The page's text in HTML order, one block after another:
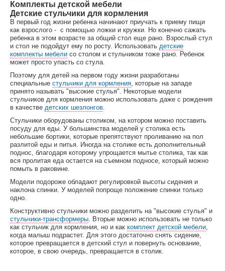
Комплекты детской мебели
Детские стульчики для кормления
В первый год жизни ребенка начинают приучать к приему пищи
как взрослого - с помощью ложки и кружки. Но конечно сажать
ребенка в этом возрасте за общий стол еще рано. Взрослый стул
и стол не подойдут ему по росту. Использовать детские
комплекты мебели со столом и стульчиком тоже рано. Ребенок
может просто упасть со стула.
Поэтому для детей на первом году жизни разработаны
специальные стульчики для кормления, которые на западе
принято называть "высокие стулья". Некоторые модели
стульчиков для кормления можно использовать даже с рождения
в качестве детских шезлонгов.
Стульчики оборудованы столиком, на котором можно поставить
посуду для еды. У большинства моделей у столика есть
небольшие бортики, которые препятствуют проливанию на пол
разлитой еды и питья. Иногда на столике есть дополнительный
поднос, благодаря которому упрощается мытье столика, так как
вся пролитая еда остается на съемном подносе, который можно
помыть в раковине.
Модели подороже обладают регулировкой высоты сидения и
наклона спинки. У моделей попроще положение спинки только
одно.
Конструктивно стульчики можно разделить на "высокие стулья" и
стульчики-трансформеры. Вторые можно использовать не только
как стульчик для кормления, но и как комплект детской мебели,
когда малыш подрастет. Для этого достаточно снять сидение,
которое превращается в детский стул и повернуть основание,
которое, в свою очередь, превращается в столик.